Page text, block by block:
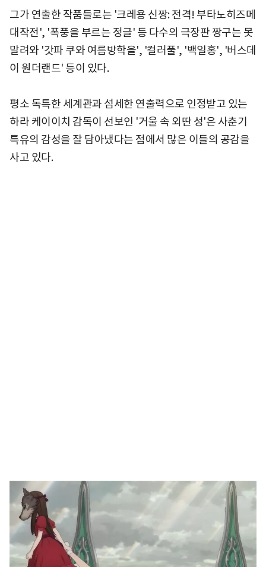
그가 연출한 작품들로는 '크레용 신짱: 전격! 부타노히즈메
대작전', '폭풍을 부르는 정글' 등 다수의 극장판 짱구는 못
말려와 '갓파 쿠와 여름방학을', '컬러풀', '백일홍', '버스데
이 원더랜드' 등이 있다.
평소 독특한 세계관과 섬세한 연출력으로 인정받고 있는
하라 케이이치 감독이 선보인 '거울 속 외딴 성'은 사춘기
특유의 감성을 잘 담아냈다는 점에서 많은 이들의 공감을
사고 있다.